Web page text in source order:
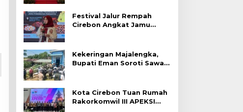
Festival Jalur Rempah
Cirebon Angkat Jamu
Kekeringan Majalengka,
Bupati Eman Soroti Sawah
Kota Cirebon Tuan Rumah
Rakorkomwil III APEKSI